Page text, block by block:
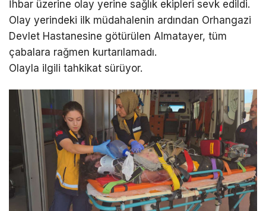
İhbar üzerine olay yerine sağlık ekipleri sevk edildi.
Olay yerindeki ilk müdahalenin ardından Orhangazi
Devlet Hastanesine götürülen Almatayer, tüm
çabalara rağmen kurtarılamadı.
Olayla ilgili tahkikat sürüyor.